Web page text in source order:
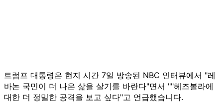
트럼프 대통령은 현지 시간 7일 방송된 NBC 인터뷰에서 "레
바논 국민이 더 나은 삶을 살기를 바란다"면서 ""헤즈볼라에
대한 더 정밀한 공격을 보고 싶다"고 언급했습니다.